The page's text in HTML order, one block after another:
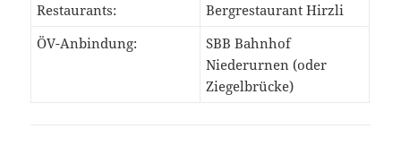
Restaurants:
Bergrestaurant Hirzli
ÖV-Anbindung:
SBB Bahnhof
Niederurnen (oder
Ziegelbrücke)